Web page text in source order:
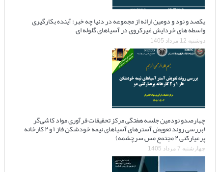
یکصد و نود و دومین ارائه از مجموعه در دنیا چه خبر: آینده بکارگیری
واسطه های خردایش غیرکروی در آسیاهای گلوله ای
دوشنبه 12 مرداد 1405
چهارصدو نودمین جلسه هفتگی مرکز تحقیقات فرآوری مواد کاشی‌گر
(بررسی روند تعویض آسترهای آسیاهای نیمه خودشکن فاز ۱ و ۲ کارخانه
پرعیارکنی ۲ مجتمع مس سرچشمه)
چهارشنبه 7 مرداد 1405